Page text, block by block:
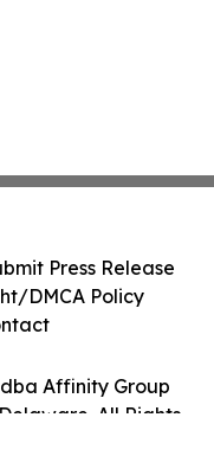
Affinity Group
All Rights
Press Release
DMCA Policy